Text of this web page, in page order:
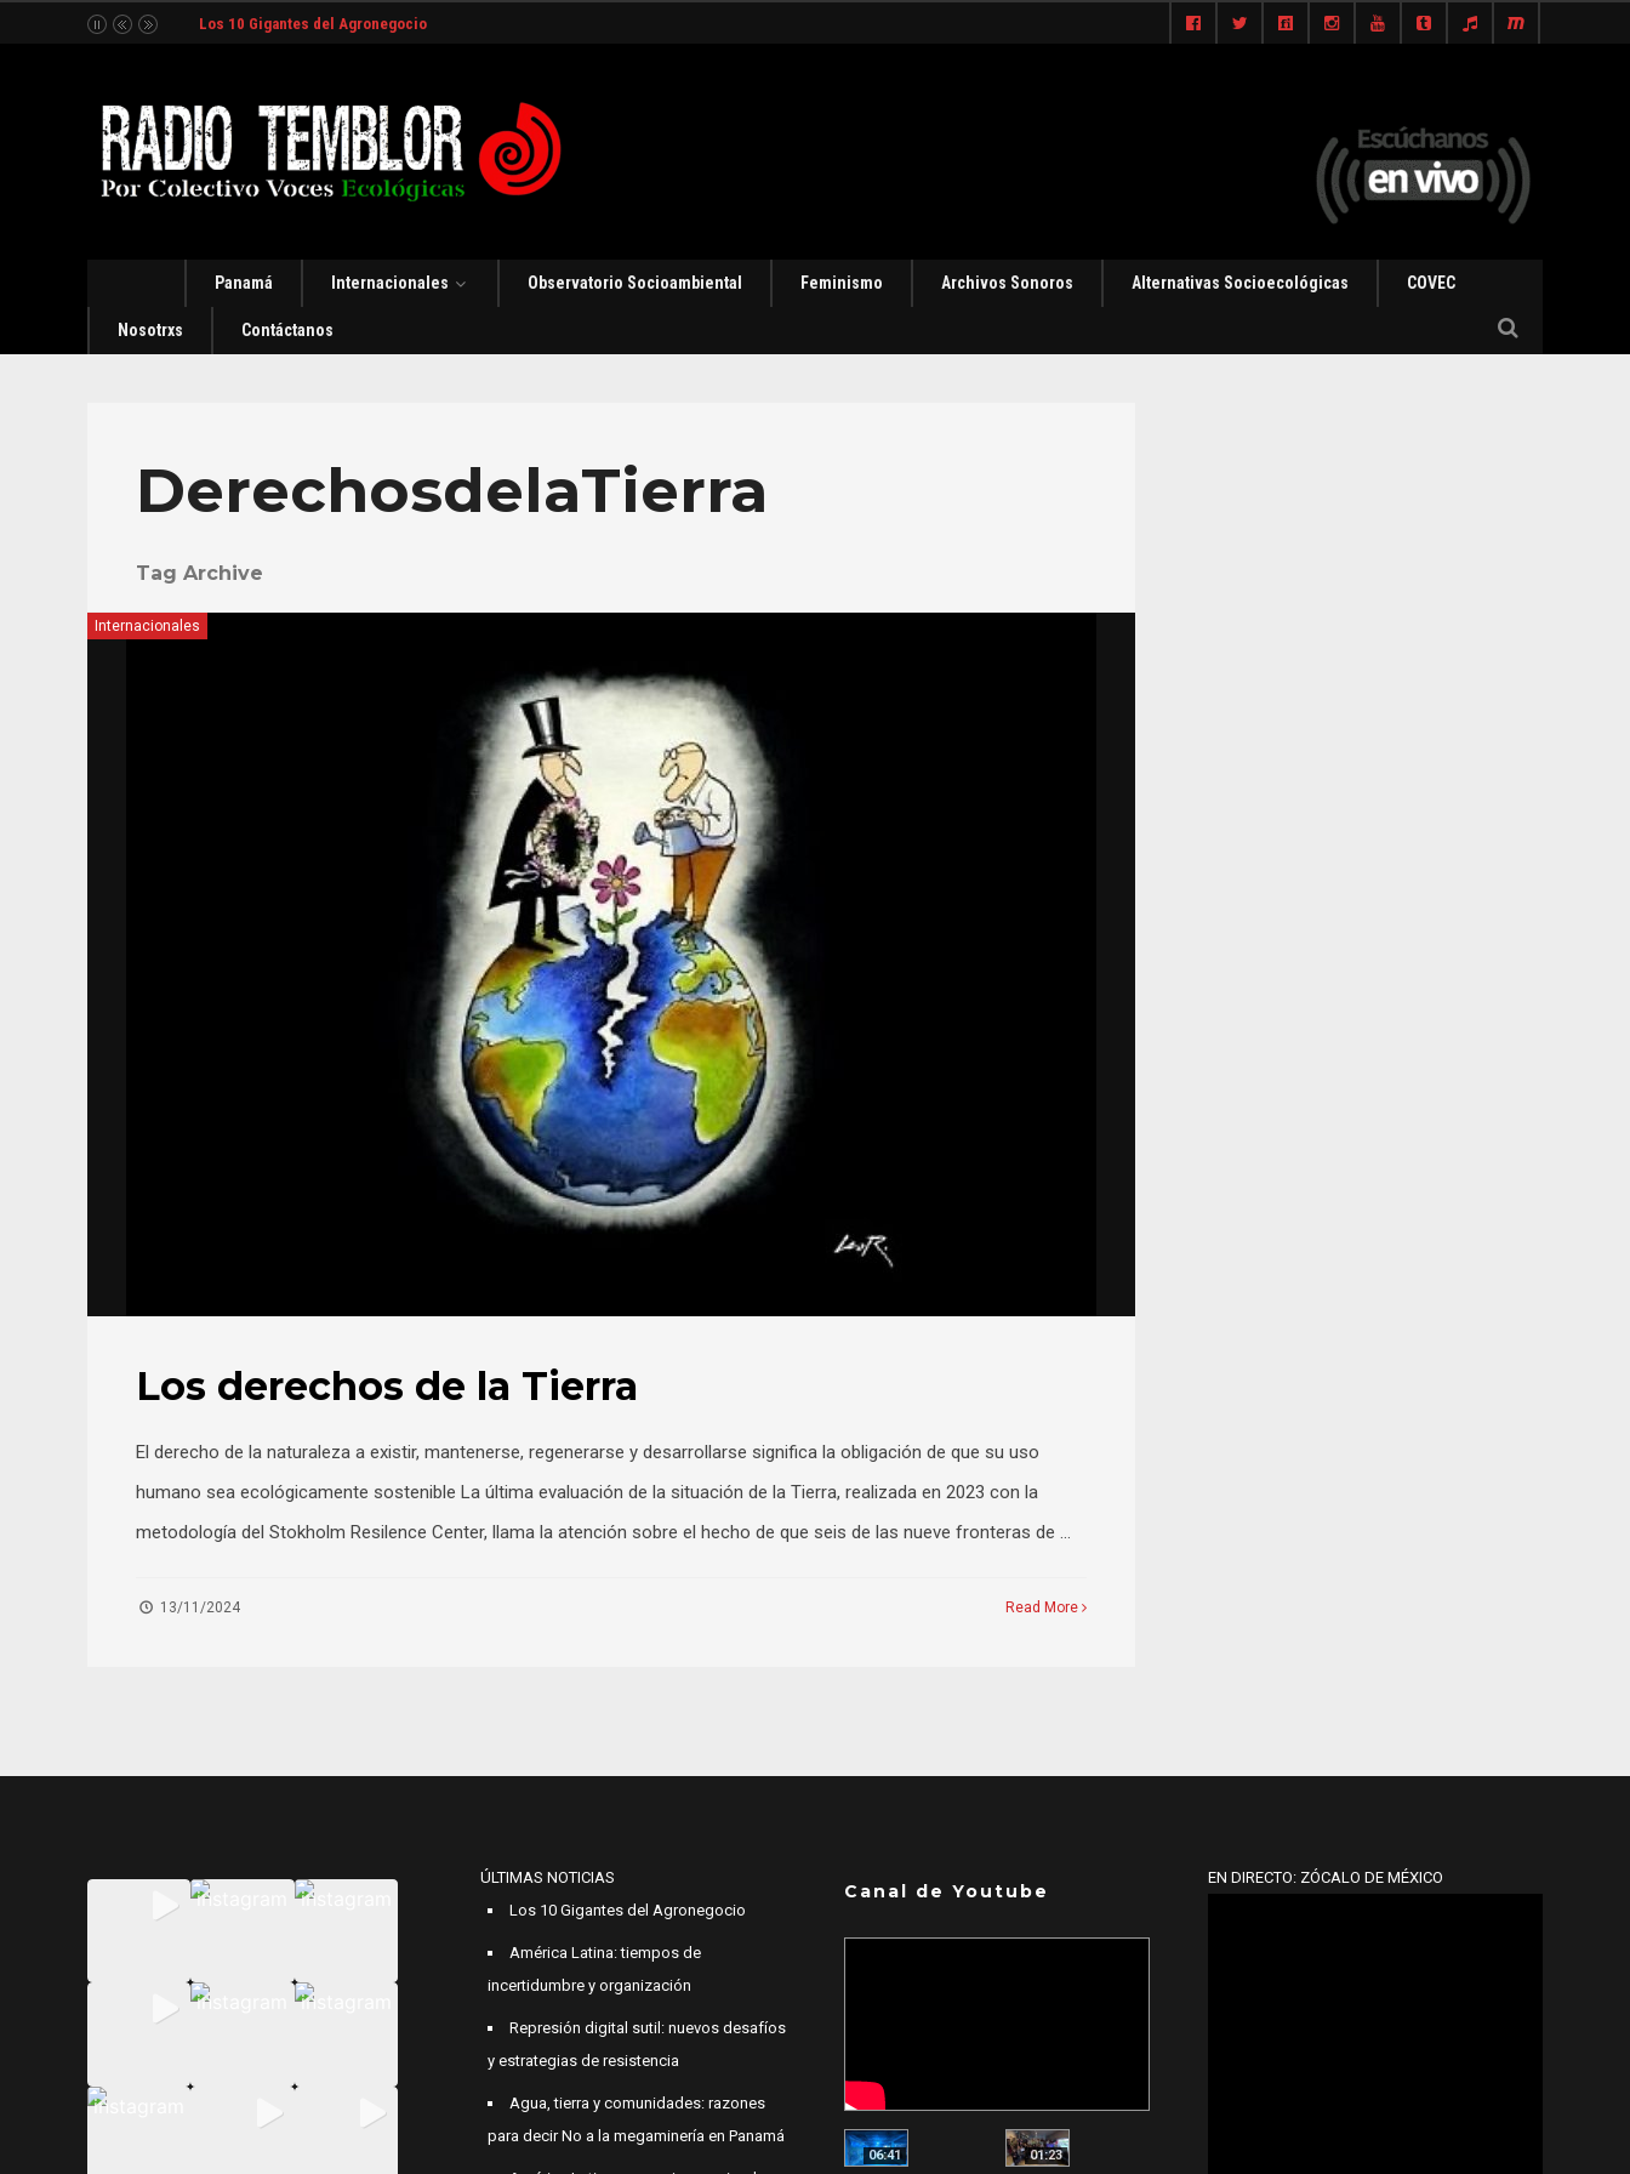
Los 10 Gigantes del Agronegocio
Panamá Internacionales Observatorio Socioambiental Feminismo Archivos Sonoros Alternativas Socioecológicas COVEC
Nosotrxs Contáctanos
DerechosdelaTierra
Tag Archive
Internacionales
Los derechos de la Tierra
El derecho de la naturaleza a existir, mantenerse, regenerarse y desarrollarse significa la obligación de que su uso
humano sea ecológicamente sostenible La última evaluación de la situación de la Tierra, realizada en 2023 con la
metodología del Stokholm Resilence Center, llama la atención sobre el hecho de que seis de las nueve fronteras de …
13/11/2024 Read More
ÚLTIMAS NOTICIAS
Los 10 Gigantes del Agronegocio
América Latina: tiempos de
incertidumbre y organización
Represión digital sutil: nuevos desafíos
y estrategias de resistencia
Agua, tierra y comunidades: razones
para decir No a la megaminería en Panamá
Canal de Youtube
06:41 01:23
EN DIRECTO: ZÓCALO DE MÉXICO